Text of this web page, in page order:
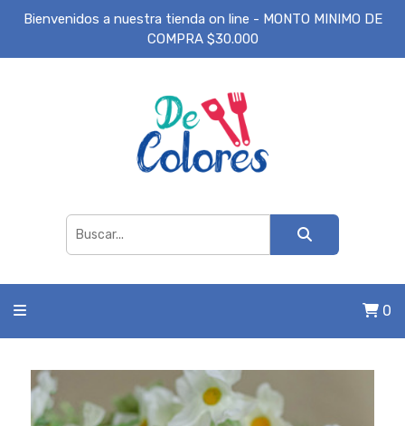
Bienvenidos a nuestra tienda on line - MONTO MINIMO DE
COMPRA $30.000
0